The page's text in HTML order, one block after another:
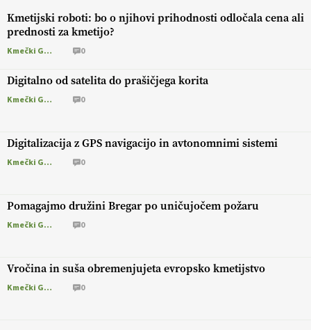
Kmetijski roboti: bo o njihovi prihodnosti odločala cena ali
prednosti za kmetijo?
Kmečki Glas 0
Digitalno od satelita do prašičjega korita
Kmečki Glas 0
Digitalizacija z GPS navigacijo in avtonomnimi sistemi
Kmečki Glas 0
Pomagajmo družini Bregar po uničujočem požaru
Kmečki Glas 0
Vročina in suša obremenjujeta evropsko kmetijstvo
Kmečki Glas 0